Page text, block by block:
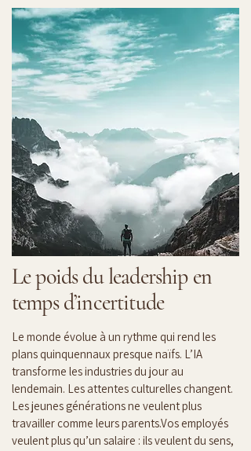
Le poids du leadership en
temps d’incertitude
Le monde évolue à un rythme qui rend les
plans quinquennaux presque naïfs. L’IA
transforme les industries du jour au
lendemain. Les attentes culturelles changent.
Les jeunes générations ne veulent plus
travailler comme leurs parents.Vos employés
veulent plus qu’un salaire : ils veulent du sens,